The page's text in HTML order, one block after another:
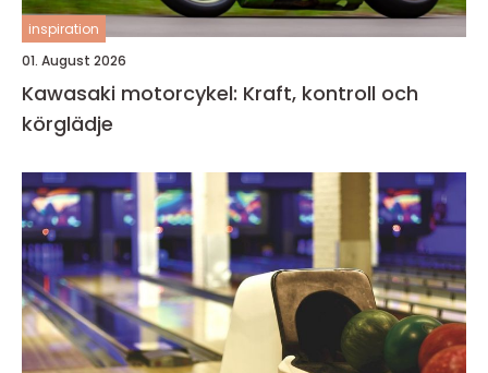
inspiration
01. August 2026
Kawasaki motorcykel: Kraft, kontroll och
körglädje